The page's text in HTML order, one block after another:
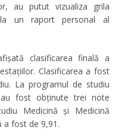
au putut vizualiza grila
un raport personal al
clasificarea finală a
Clasificarea a fost
La programul de studiu
au fost obținute trei note
Medicină și Medicină
a fost de 9,91.